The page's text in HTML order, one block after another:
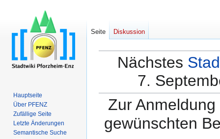
Nächstes
7.
Zur
gewünschten
Seite Diskussion
Hauptseite
Über PFENZ
Zufällige Seite
Letzte Änderungen
Semantische Suche